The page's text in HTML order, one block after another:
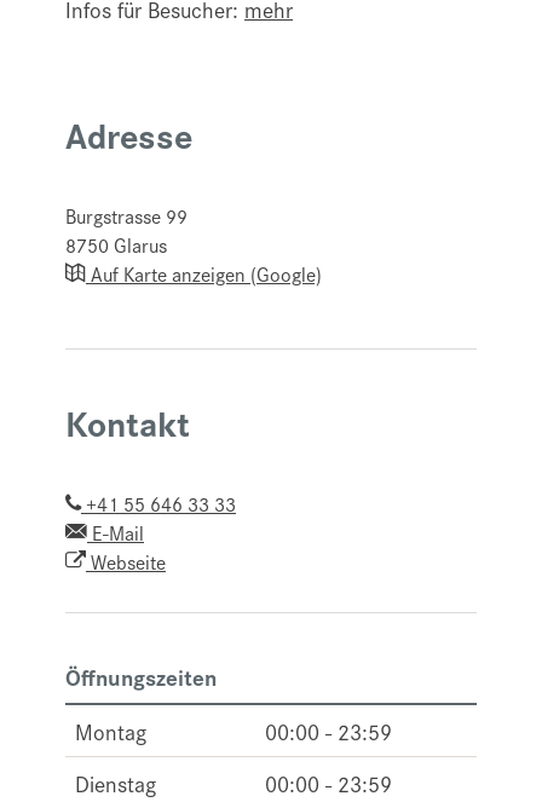
Infos für Besucher: mehr
Adresse
Burgstrasse 99
8750 Glarus
Auf Karte anzeigen (Google)
Kontakt
+41 55 646 33 33
E-Mail
Webseite
Öffnungszeiten
Montag
00:00 - 23:59
Dienstag
00:00 - 23:59